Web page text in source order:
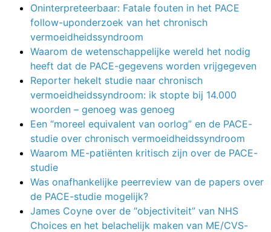
Oninterpreteerbaar: Fatale fouten in het PACE
follow-uponderzoek van het chronisch
vermoeidheidssyndroom
Waarom de wetenschappelijke wereld het nodig
heeft dat de PACE-gegevens worden vrijgegeven
Reporter hekelt studie naar chronisch
vermoeidheidssyndroom: ik stopte bij 14.000
woorden – genoeg was genoeg
Een “moreel equivalent van oorlog” en de PACE-
studie over chronisch vermoeidheidssyndroom
Waarom ME-patiënten kritisch zijn over de PACE-
studie
Was onafhankelijke peerreview van de papers over
de PACE-studie mogelijk?
James Coyne over de “objectiviteit” van NHS
Choices en het belachelijk maken van ME/CVS-